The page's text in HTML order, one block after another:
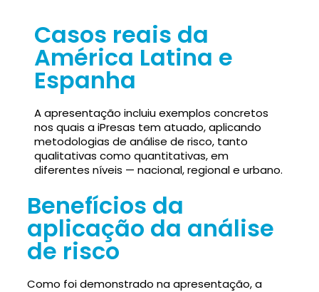
Casos reais da
América Latina e
Espanha
A apresentação incluiu exemplos concretos
nos quais a iPresas tem atuado, aplicando
metodologias de análise de risco, tanto
qualitativas como quantitativas, em
diferentes níveis — nacional, regional e urbano.
Benefícios da
aplicação da análise
de risco
Como foi demonstrado na apresentação, a